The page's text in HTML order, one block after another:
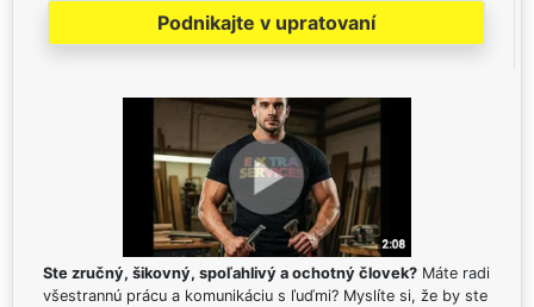
Podnikajte v upratovaní
Ste zručný, šikovný, spoľahlivý a ochotný človek? Máte radi
všestrannú prácu a komunikáciu s ľuďmi? Myslíte si, že by ste